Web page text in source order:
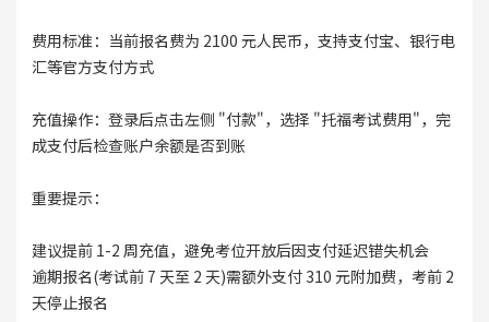
费用标准：当前报名费为 2100 元人民币，支持支付宝、银行电
汇等官方支付方式
充值操作：登录后点击左侧 "付款"，选择 "托福考试费用"，完
成支付后检查账户余额是否到账
重要提示：
建议提前 1-2 周充值，避免考位开放后因支付延迟错失机会
逾期报名(考试前 7 天至 2 天)需额外支付 310 元附加费，考前 2
天停止报名